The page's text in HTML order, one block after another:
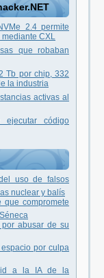
2.4 permite
mediante CXL
que robaban
Tb por chip, 332
la industria
activas al
ejecutar código
uso de falsos
nuclear y balís
que compromete
abusar de su
por culpa
a la IA de la